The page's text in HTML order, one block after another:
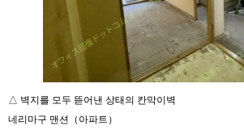
△ 벽지를 모두 뜯어낸 상태의 칸막이벽
네리마구 맨션（아파트）